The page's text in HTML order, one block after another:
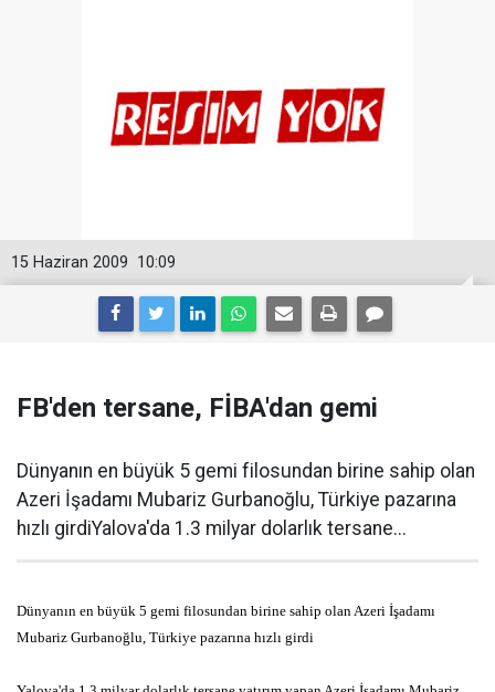
10:09
15 Haziran 2009
FB'den tersane, FİBA'dan gemi
Dünyanın en büyük 5 gemi filosundan birine sahip olan
Azeri İşadamı Mubariz Gurbanoğlu, Türkiye pazarına
hızlı girdiYalova'da 1.3 milyar dolarlık tersane...
Dünyanın en büyük 5 gemi filosundan birine sahip olan Azeri İşadamı
Mubariz Gurbanoğlu, Türkiye pazarına hızlı girdi